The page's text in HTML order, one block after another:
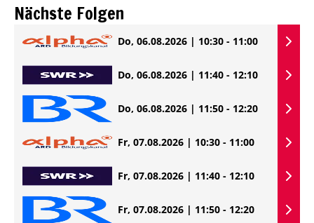
Nächste Folgen
Do, 06.08.2026 | 10:30 - 11:00
Do, 06.08.2026 | 11:40 - 12:10
Do, 06.08.2026 | 11:50 - 12:20
Fr, 07.08.2026 | 10:30 - 11:00
Fr, 07.08.2026 | 11:40 - 12:10
Fr, 07.08.2026 | 11:50 - 12:20